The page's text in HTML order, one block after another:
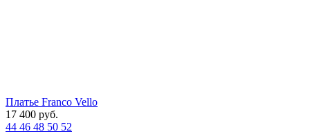
Платье Franco Vello
17 400 руб.
44 46 48 50 52